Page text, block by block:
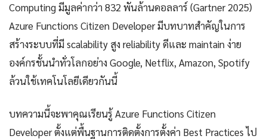
Computing มีมูลค่ากว่า 832 พันล้านดอลลาร์ (Gartner 2025)
Azure Functions Citizen Developer มีบทบาทสำคัญในการ
สร้างระบบที่มี scalability สูง reliability ดีและ maintain ง่าย
องค์กรชั้นนำทั่วโลกอย่าง Google, Netflix, Amazon, Spotify
ล้วนใช้เทคโนโลยีเดียวกันนี้
บทความนี้จะพาคุณเรียนรู้ Azure Functions Citizen
Developer ตั้งแต่พื้นฐานการติดตั้งการตั้งค่า Best Practices ไป